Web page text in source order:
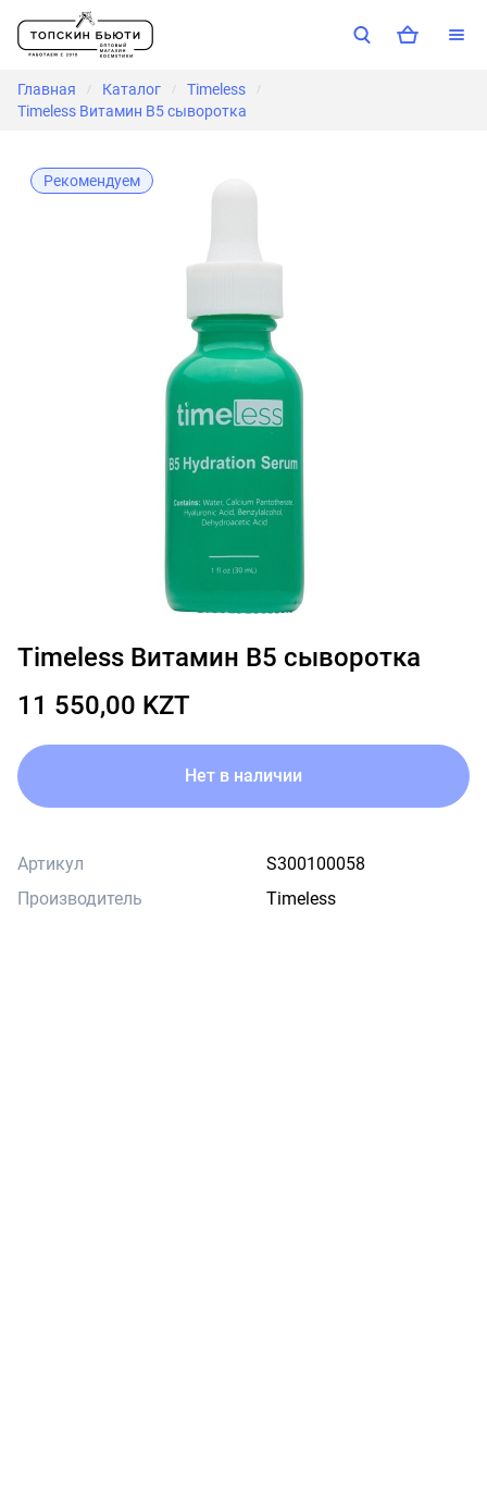
Главная / Каталог / Timeless /
Timeless Витамин B5 сыворотка
Рекомендуем
Timeless Витамин B5 сыворотка
11 550,00 KZT
Нет в наличии
Артикул
S300100058
Производитель
Timeless